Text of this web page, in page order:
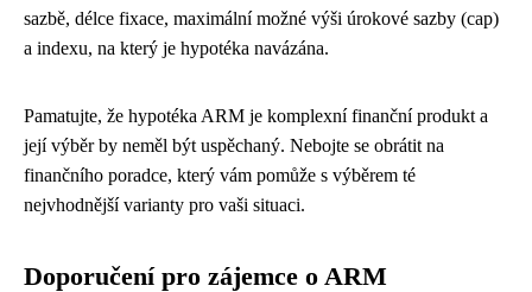
sazbě, délce fixace, maximální možné výši úrokové sazby (cap)
a indexu, na který je hypotéka navázána.
Pamatujte, že hypotéka ARM je komplexní finanční produkt a
její výběr by neměl být uspěchaný. Nebojte se obrátit na
finančního poradce, který vám pomůže s výběrem té
nejvhodnější varianty pro vaši situaci.
Doporučení pro zájemce o ARM